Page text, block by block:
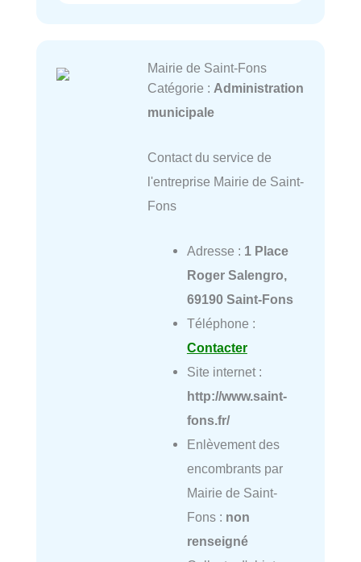
Mairie de Saint-Fons
Catégorie : Administration
municipale
Contact du service de
l'entreprise Mairie de Saint-
Fons
Adresse : 1 Place
Roger Salengro,
69190 Saint-Fons
Téléphone :
Contacter
Site internet :
http://www.saint-
fons.fr/
Enlèvement des
encombrants par
Mairie de Saint-
Fons : non
renseigné